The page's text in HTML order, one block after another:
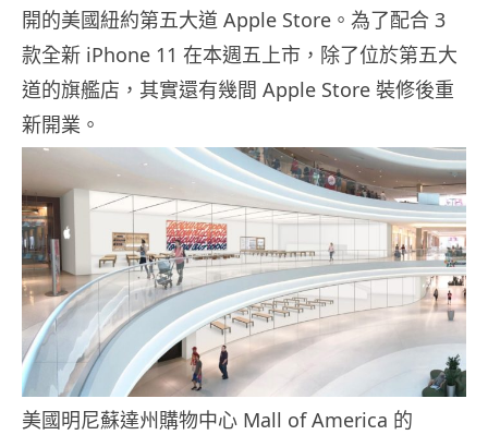
開的美國紐約第五大道 Apple Store。為了配合 3
款全新 iPhone 11 在本週五上市，除了位於第五大
道的旗艦店，其實還有幾間 Apple Store 裝修後重
新開業。
美國明尼蘇達州購物中心 Mall of America 的